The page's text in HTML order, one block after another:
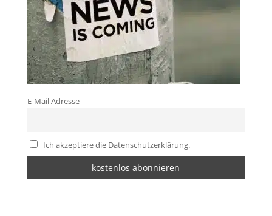
E-Mail Adresse
Ich akzeptiere die Datenschutzerklärung.